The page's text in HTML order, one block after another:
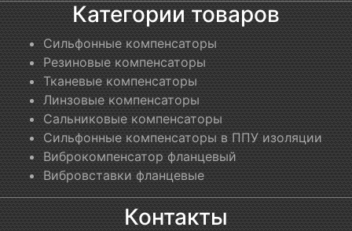
Категории товаров
Сильфонные компенсаторы
Резиновые компенсаторы
Тканевые компенсаторы
Линзовые компенсаторы
Сальниковые компенсаторы
Сильфонные компенсаторы в ППУ изоляции
Виброкомпенсатор фланцевый
Вибровставки фланцевые
Контакты